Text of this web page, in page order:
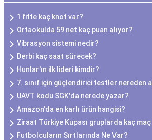
1 fitte kaç knot var?
Ortaokulda 59 net kaç puan alıyor?
Vibrasyon sistemi nedir?
Derbi kaç saat sürecek?
Hunlar'ın ilk lideri kimdir?
7. sınıf için güçlendirici testler nereden
UAVT kodu SGK'da nerede yazar?
Amazon'da en karlı ürün hangisi?
Ziraat Türkiye Kupası gruplarda kaç maç
Futbolcuların Sırtlarında Ne Var?